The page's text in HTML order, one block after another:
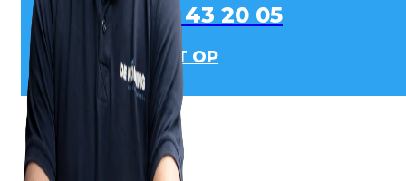
0413 - 43 20 05
NEEM CONTACT OP